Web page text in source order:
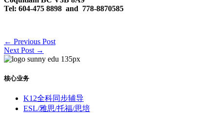
Tel: 604-475 8898 and 778-8870585
← Previous Post
Next Post →
核心业务
K12全科同步辅导
ESL/雅思/托福/思培